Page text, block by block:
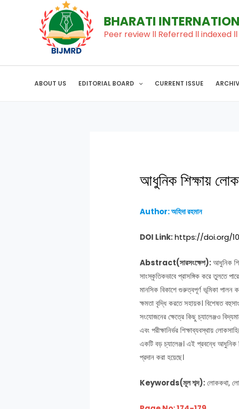
BHARATI
Peer review ll Referred ll indexed
ABOUT US EDITORIAL BOARD CURRENT ISSUE
আধুনিক শিক্ষায়
Author: অহিদা রহমান
DOI Link:https://doi.org/
Abstract(সারসংক্ষেপ):আধুনিক
সাংস্কৃতিকভাবে প্রাসঙ্গিক করে তুলতে
মানসিক বিকাশে গুরুত্বপূর্ণ ভূমিকা পালন
ক্ষমতা বৃদ্ধি করতে সহায়ক। বিশেষত
সংযোজনের ক্ষেত্রে কিছু চ্যালেঞ্জও
এবং পরীক্ষানির্ভর শিক্ষাব্যবস্থায়
একটি বড় চ্যালেঞ্জ। এই প্রবন্ধে আধুনিক
প্রদান করা হয়েছে।
Keywords(মূল শব্দ):লোককথা,